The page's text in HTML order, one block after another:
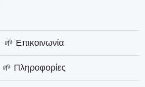
🌱 Επικοινωνία
🌱 Πληροφορίες